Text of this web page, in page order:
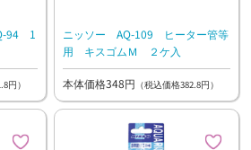
94 1
円）
ニッソー AQ-109 ヒーター管等
用 キスゴムＭ ２ケ入
本体価格348円 （税込価格382.8円）